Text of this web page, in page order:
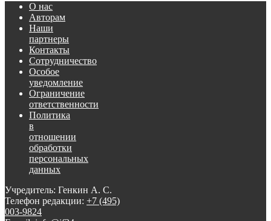
О нас
Авторам
Наши
партнеры
Контакты
Сотрудничество
Особое
уведомление
Ограничение
ответственности
Политика
в
отношении
обработки
персональных
данных
Учредитель: Генкин А. С.
Телефон редакции: +7 (495)
003-9824